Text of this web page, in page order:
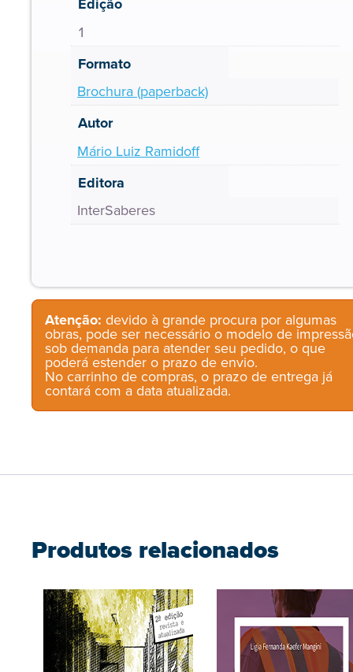
1
Formato
Brochura (paperback)
Autor
Mário Luiz Ramidoff
Editora
InterSaberes
Atenção: devido à grande procura por algumas
obras, pode ser necessário o modelo de
sob demanda para atender seu pedido, o que
poderá estender o prazo de envio.
No carrinho de compras, o prazo de entrega já
contará com a data atualizada.
Produtos relacionados